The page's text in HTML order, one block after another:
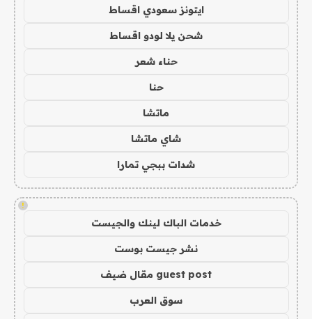
ايتونز سعودي اقساط
شحن يلا لودو اقساط
حناء شعر
حنا
ماتشا
شاي ماتشا
شدات ببجي تمارا
!
خدمات الباك لينك والجيست
نشر جيست بوست
guest post مقال ضيف
سوق العرب